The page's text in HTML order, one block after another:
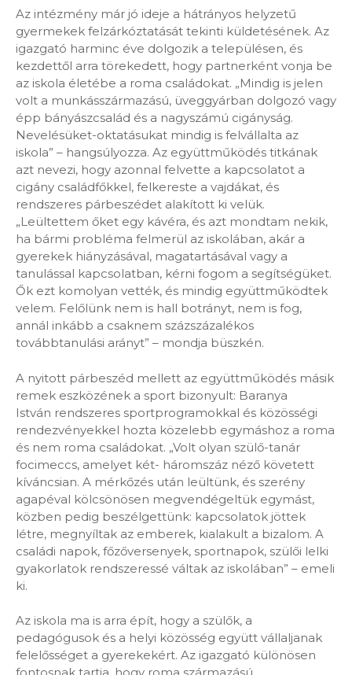
Az intézmény már jó ideje a hátrányos helyzetű
gyermekek felzárkóztatását tekinti küldetésének. Az
igazgató harminc éve dolgozik a településen, és
kezdettől arra törekedett, hogy partnerként vonja be
az iskola életébe a roma családokat. „Mindig is jelen
volt a munkásszármazású, üveggyárban dolgozó vagy
épp bányászcsalád és a nagyszámú cigányság.
Nevelésüket-oktatásukat mindig is felvállalta az
iskola” – hangsúlyozza. Az együttműködés titkának
azt nevezi, hogy azonnal felvette a kapcsolatot a
cigány családfőkkel, felkereste a vajdákat, és
rendszeres párbeszédet alakított ki velük.
„Leültettem őket egy kávéra, és azt mondtam nekik,
ha bármi probléma felmerül az iskolában, akár a
gyerekek hiányzásával, magatartásával vagy a
tanulással kapcsolatban, kérni fogom a segítségüket.
Ők ezt komolyan vették, és mindig együttműködtek
velem. Felőlünk nem is hall botrányt, nem is fog,
annál inkább a csaknem százszázalékos
továbbtanulási arányt” – mondja büszkén.
A nyitott párbeszéd mellett az együttműködés másik
remek eszközének a sport bizonyult: Baranya
István rendszeres sportprogramokkal és közösségi
rendezvényekkel hozta közelebb egymáshoz a roma
és nem roma családokat. „Volt olyan szülő-tanár
focimeccs, amelyet két- háromszáz néző követett
kíváncsian. A mérkőzés után leültünk, és szerény
agapéval kölcsönösen megvendégeltük egymást,
közben pedig beszélgettünk: kapcsolatok jöttek
létre, megnyíltak az emberek, kialakult a bizalom. A
családi napok, főzőversenyek, sportnapok, szülői lelki
gyakorlatok rendszeressé váltak az iskolában” – emeli
ki.
Az iskola ma is arra épít, hogy a szülők, a
pedagógusok és a helyi közösség együtt vállaljanak
felelősséget a gyerekekért. Az igazgató különösen